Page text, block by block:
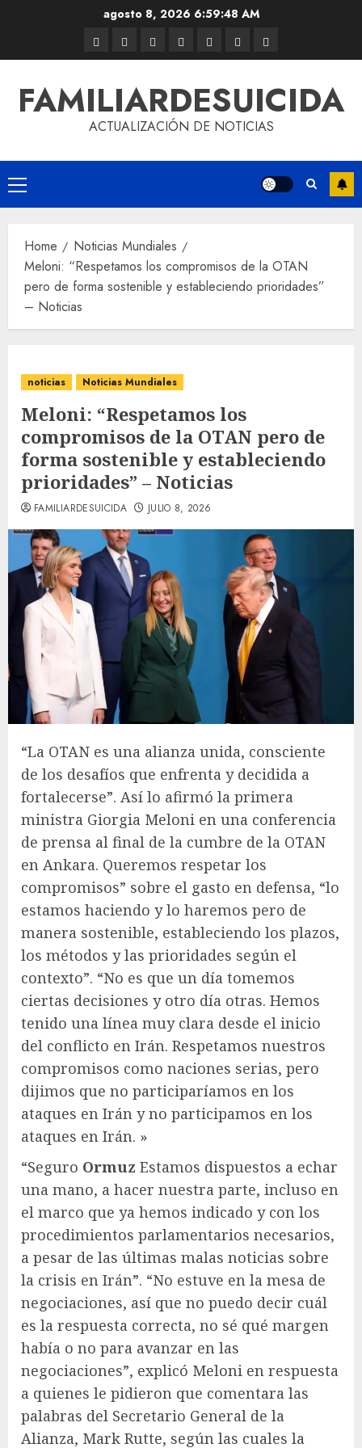
agosto 8, 2026 6:59:49 AM
FAMILIARDESUICIDA
ACTUALIZACIÓN DE NOTICIAS
Home
Noticias Mundiales
Meloni: “Respetamos los compromisos de la OTAN
pero de forma sostenible y estableciendo prioridades”
– Noticias
noticias Noticias Mundiales
Meloni: “Respetamos los
compromisos de la OTAN pero de
forma sostenible y estableciendo
prioridades” – Noticias
FAMILIARDESUICIDA JULIO 8, 2026
“La OTAN es una alianza unida, consciente
de los desafíos que enfrenta y decidida a
fortalecerse”. Así lo afirmó la primera
ministra Giorgia Meloni en una conferencia
de prensa al final de la cumbre de la OTAN
en Ankara. Queremos respetar los
compromisos” sobre el gasto en defensa, “lo
estamos haciendo y lo haremos pero de
manera sostenible, estableciendo los plazos,
los métodos y las prioridades según el
contexto”. “No es que un día tomemos
ciertas decisiones y otro día otras. Hemos
tenido una línea muy clara desde el inicio
del conflicto en Irán. Respetamos nuestros
compromisos como naciones serias, pero
dijimos que no participaríamos en los
ataques en Irán y no participamos en los
ataques en Irán. »
“Seguro Ormuz Estamos dispuestos a echar
una mano, a hacer nuestra parte, incluso en
el marco que ya hemos indicado y con los
procedimientos parlamentarios necesarios,
a pesar de las últimas malas noticias sobre
la crisis en Irán”. “No estuve en la mesa de
negociaciones, así que no puedo decir cuál
es la respuesta correcta, no sé qué margen
había o no para avanzar en las
negociaciones”, explicó Meloni en respuesta
a quienes le pidieron que comentara las
palabras del Secretario General de la
Alianza, Mark Rutte, según las cuales la